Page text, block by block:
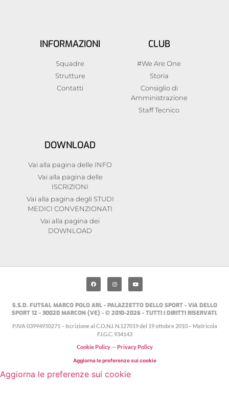
INFORMAZIONI
Squadre
Strutture
Contatti
CLUB
#We Are One
Storia
Consiglio di
Amministrazione
Staff Tecnico
DOWNLOAD
Vai alla pagina delle INFO
Vai alla pagina delle
ISCRIZIONI
Vai alla pagina degli STUDI
MEDICI CONVENZIONATI
Vai alla pagina dei
DOWNLOAD
S.S.D. FUTSAL MARCO POLO ARL - PALAZZETTO DELLO SPORT - VIA DELLO
SPORT 12 - 30020 MARCON (VE) - © 2010-2026 - TUTTI I DIRITTI RISERVATI.
P.IVA 03994950271 – Iscrizione al C.O.N.I. N.127019 del 19 ottobre 2010 – Matricola
F.I.G.C. 934143
Cookie Policy—Privacy Policy
Aggiorna le preferenze sui cookie
Aggiorna le preferenze sui cookie